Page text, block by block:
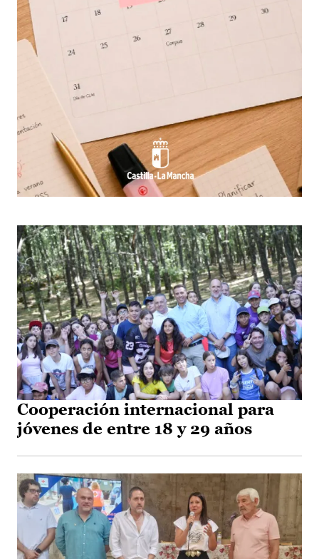
Cooperación internacional para
jóvenes de entre 18 y 29 años